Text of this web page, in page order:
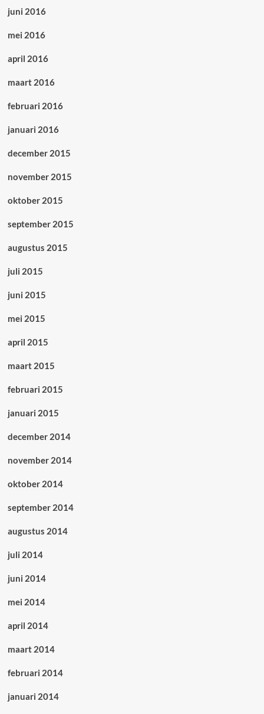
juni 2016
mei 2016
april 2016
maart 2016
februari 2016
januari 2016
december 2015
november 2015
oktober 2015
september 2015
augustus 2015
juli 2015
juni 2015
mei 2015
april 2015
maart 2015
februari 2015
januari 2015
december 2014
november 2014
oktober 2014
september 2014
augustus 2014
juli 2014
juni 2014
mei 2014
april 2014
maart 2014
februari 2014
januari 2014